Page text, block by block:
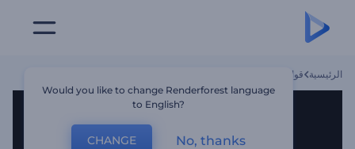
الرئيسية قوالب
Would you like to change Renderforest language
to English?
CHANGE No, thanks